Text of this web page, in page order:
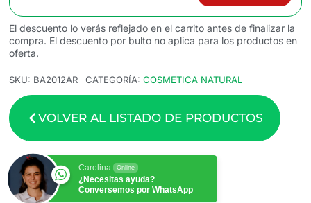
El descuento lo verás reflejado en el carrito antes de finalizar la
compra. El descuento por bulto no aplica para los productos en
oferta.
SKU: BA2012AR CATEGORÍA: COSMETICA NATURAL
VOLVER AL LISTADO DE PRODUCTOS
Carolina Online
¿Necesitas ayuda?
Conversemos por WhatsApp